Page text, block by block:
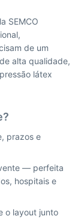
SEMCO
de um
alta qualidade,
látex
prazos e
— perfeita
hospitais e
o layout junto